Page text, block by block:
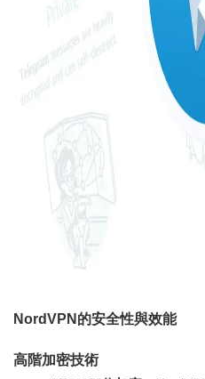
NordVPN的安全性與效能
高階加密技術